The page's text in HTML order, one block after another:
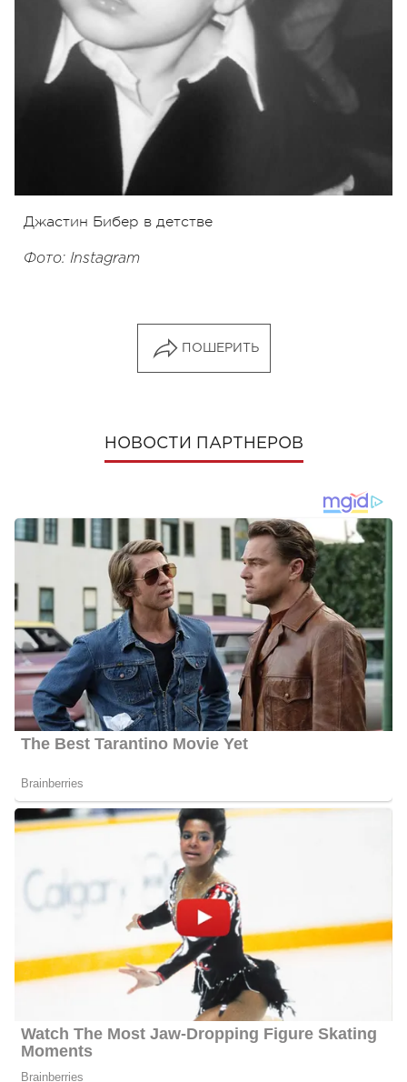
Джастин Бибер в детстве
Фото: Instagram
ПОШЕРИТЬ
НОВОСТИ ПАРТНЕРОВ